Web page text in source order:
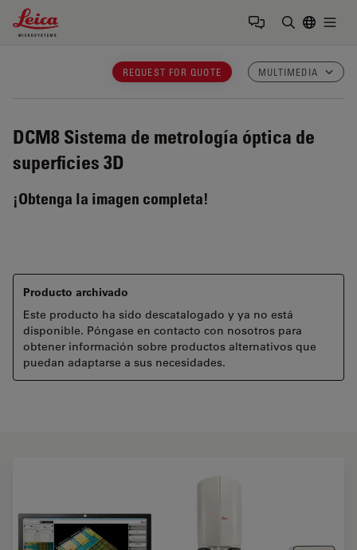
Leica Microsystems Logo
REQUEST FOR QUOTE MULTIMEDIA
DCM8 Sistema de metrología óptica de
superficies 3D
¡Obtenga la imagen completa!
Producto archivado
Este producto ha sido descatalogado y ya no está
disponible. Póngase en contacto con nosotros para
obtener información sobre productos alternativos que
puedan adaptarse a sus necesidades.